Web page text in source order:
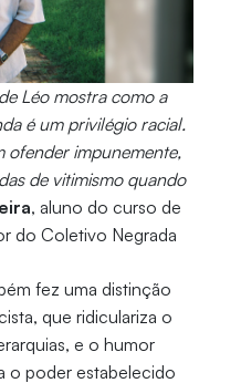
Léo mostra como a
é um privilégio racial.
ofender impunemente,
de vitimismo quando
, aluno do curso de
do Coletivo Negrada
fez uma distinção
que ridiculariza o
e o humor
o poder estabelecido